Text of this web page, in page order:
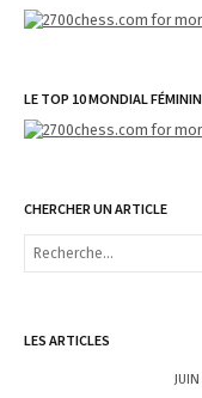
LE TOP 10 MONDIAL FÉMININ
CHERCHER UN ARTICLE
R
rLES ARTICLES